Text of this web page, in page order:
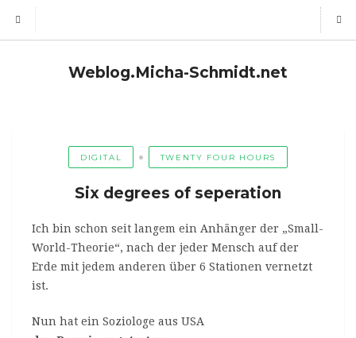
Weblog.Micha-Schmidt.net
DIGITAL TWENTY FOUR HOURS
Six degrees of seperation
Ich bin schon seit langem ein Anhänger der „Small-
World-Theorie“, nach der jeder Mensch auf der
Erde mit jedem anderen über 6 Stationen vernetzt
ist.
Nun hat ein Soziologe aus USA